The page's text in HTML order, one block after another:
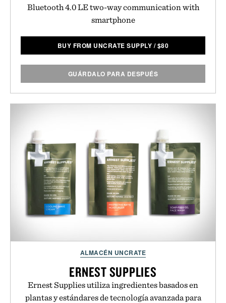
Bluetooth 4.0 LE two-way communication with
smartphone
BUY FROM UNCRATE SUPPLY /$80
GUÁRDALO PARA DESPUÉS
ALMACÉN UNCRATE
ERNEST SUPPLIES
Ernest Supplies utiliza ingredientes basados en
plantas y estándares de tecnología avanzada para